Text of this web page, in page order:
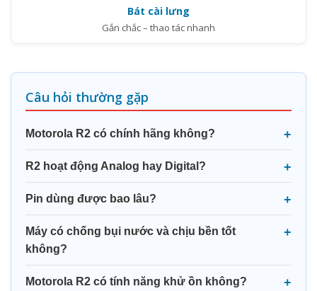
Bát cài lưng
Gắn chắc – thao tác nhanh
Câu hỏi thường gặp
Motorola R2 có chính hãng không?
R2 hoạt động Analog hay Digital?
Pin dùng được bao lâu?
Máy có chống bụi nước và chịu bền tốt
không?
Motorola R2 có tính năng khử ồn không?